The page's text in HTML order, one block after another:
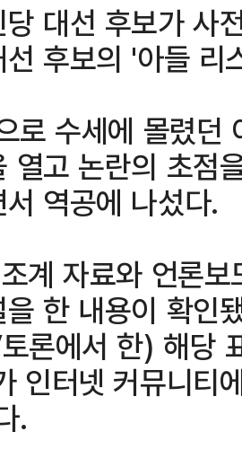
당 대선 후보가 사
후보의 '아들 리
로 수세에 몰렸던
열고 논란의 초점
역공에 나섰다.
계 자료와 언론
을 한 내용이 확
론에서 한) 해당
인터넷 커뮤니티
.